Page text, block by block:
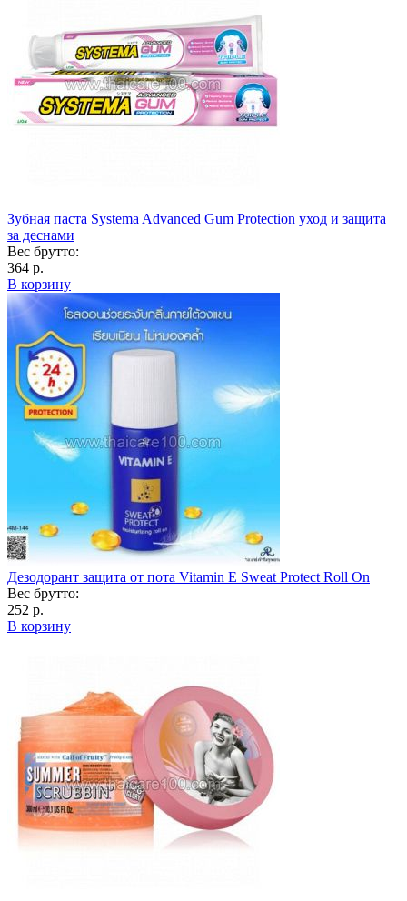
Зубная паста Systema Advanced Gum Protection уход и защита
за деснами
Вес брутто:
364 р.
В корзину
Дезодорант защита от пота Vitamin E Sweat Protect Roll On
Вес брутто:
252 р.
В корзину